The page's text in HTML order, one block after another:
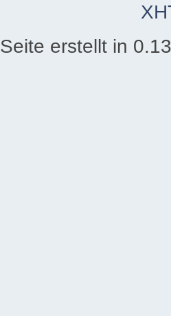
Seite erstellt in